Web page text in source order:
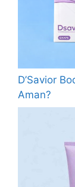
D’Savior
Aman?